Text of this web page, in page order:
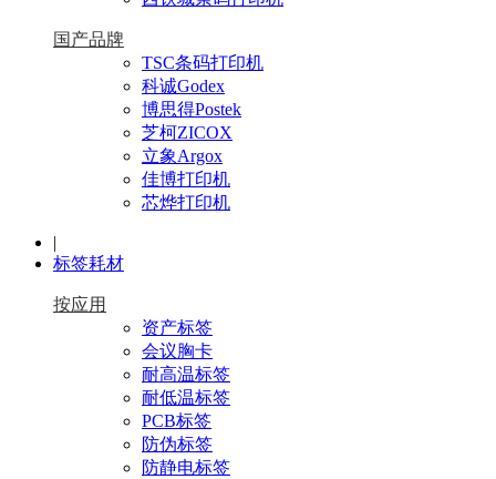
国产品牌
TSC条码打印机
科诚Godex
博思得Postek
芝柯ZICOX
立象Argox
佳博打印机
芯烨打印机
|
标签耗材
按应用
资产标签
会议胸卡
耐高温标签
耐低温标签
PCB标签
防伪标签
防静电标签